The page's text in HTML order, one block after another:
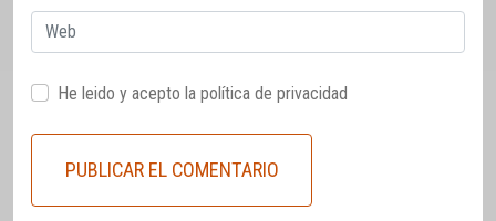
Web
He leido y acepto la política de privacidad